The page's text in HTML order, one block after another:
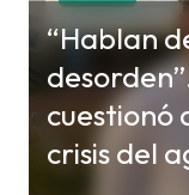
i
ó“Hablan
cuestionó
crisis del